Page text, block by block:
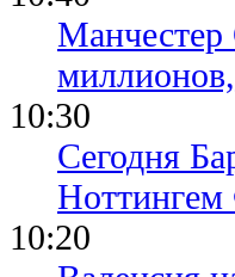
Манчестер
10:30
Сегодня
Ноттингем
10:20